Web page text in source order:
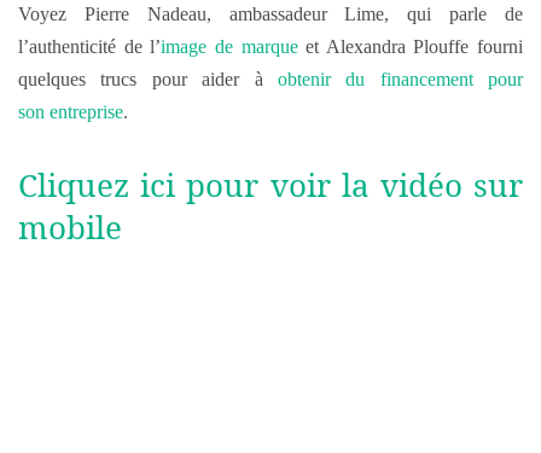
Voyez Pierre Nadeau, ambassadeur Lime, qui parle de
l’authenticité de l’image de marqueet Alexandra Plouffe fourni
quelques trucs pour aider à obtenir du financement pour
son entreprise.
Cliquez ici pour voir la vidéo sur
mobile